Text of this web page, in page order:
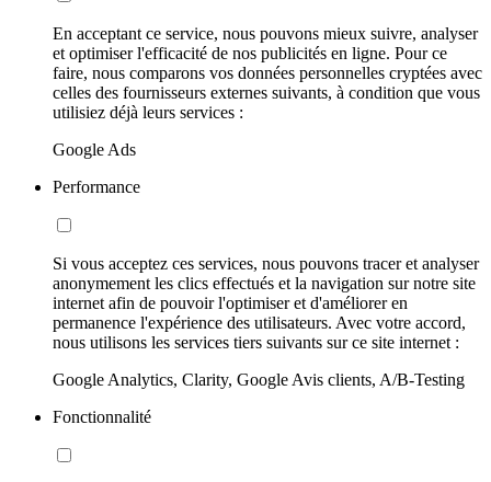
En acceptant ce service, nous pouvons mieux suivre, analyser
et optimiser l'efficacité de nos publicités en ligne. Pour ce
faire, nous comparons vos données personnelles cryptées avec
celles des fournisseurs externes suivants, à condition que vous
utilisiez déjà leurs services :
Google Ads
Performance
Si vous acceptez ces services, nous pouvons tracer et analyser
anonymement les clics effectués et la navigation sur notre site
internet afin de pouvoir l'optimiser et d'améliorer en
permanence l'expérience des utilisateurs. Avec votre accord,
nous utilisons les services tiers suivants sur ce site internet :
Google Analytics, Clarity, Google Avis clients, A/B-Testing
Fonctionnalité